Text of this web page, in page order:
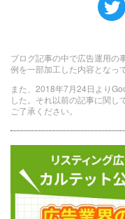
ブログ記事の中で広告運用の
例を一部加工した内容となっ
また、2018年7月24日より
した。それ以前の記事に関
ご了承ください。